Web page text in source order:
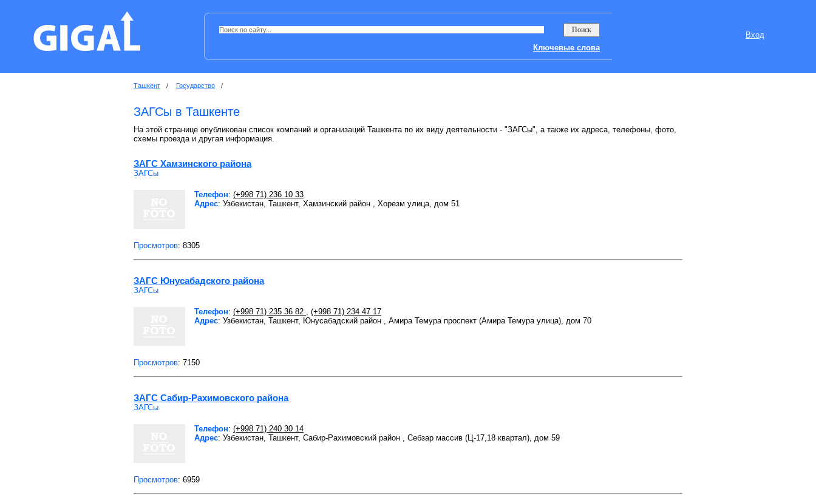
Вход
Ключевые слова
Ташкент / Государство /
ЗАГСы в Ташкенте
На этой странице опубликован список компаний и организаций Ташкента по их виду деятельности - "ЗАГСы", а также их адреса, телефоны, фото,
схемы проезда и другая информация.
ЗАГС Хамзинского района
ЗАГСы
Телефон: (+998 71) 236 10 33
Адрес: Узбекистан, Ташкент, Хамзинский район , Хорезм улица, дом 51
Просмотров: 8305
ЗАГС Юнусабадского района
ЗАГСы
Телефон: (+998 71) 235 36 82 , (+998 71) 234 47 17
Адрес: Узбекистан, Ташкент, Юнусабадский район , Амира Темура проспект (Амира Темура улица), дом 70
Просмотров: 7150
ЗАГС Сабир-Рахимовского района
ЗАГСы
Телефон: (+998 71) 240 30 14
Адрес: Узбекистан, Ташкент, Сабир-Рахимовский район , Себзар массив (Ц-17,18 квартал), дом 59
Просмотров: 6959